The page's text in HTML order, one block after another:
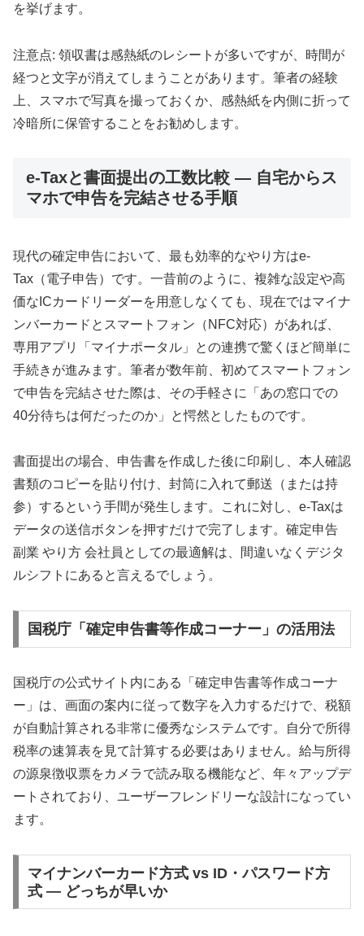
を挙げます。
注意点: 領収書は感熱紙のレシートが多いですが、時間が
経つと文字が消えてしまうことがあります。筆者の経験
上、スマホで写真を撮っておくか、感熱紙を内側に折って
冷暗所に保管することをお勧めします。
e-Taxと書面提出の工数比較 — 自宅からス
マホで申告を完結させる手順
現代の確定申告において、最も効率的なやり方はe-
Tax（電子申告）です。一昔前のように、複雑な設定や高
価なICカードリーダーを用意しなくても、現在ではマイナ
ンバーカードとスマートフォン（NFC対応）があれば、
専用アプリ「マイナポータル」との連携で驚くほど簡単に
手続きが進みます。筆者が数年前、初めてスマートフォン
で申告を完結させた際は、その手軽さに「あの窓口での
40分待ちは何だったのか」と愕然としたものです。
書面提出の場合、申告書を作成した後に印刷し、本人確認
書類のコピーを貼り付け、封筒に入れて郵送（または持
参）するという手間が発生します。これに対し、e-Taxは
データの送信ボタンを押すだけで完了します。確定申告
副業 やり方 会社員としての最適解は、間違いなくデジタ
ルシフトにあると言えるでしょう。
国税庁「確定申告書等作成コーナー」の活用法
国税庁の公式サイト内にある「確定申告書等作成コーナ
ー」は、画面の案内に従って数字を入力するだけで、税額
が自動計算される非常に優秀なシステムです。自分で所得
税率の速算表を見て計算する必要はありません。給与所得
の源泉徴収票をカメラで読み取る機能など、年々アップデ
ートされており、ユーザーフレンドリーな設計になってい
ます。
マイナンバーカード方式 vs ID・パスワード方
式 — どっちが早いか